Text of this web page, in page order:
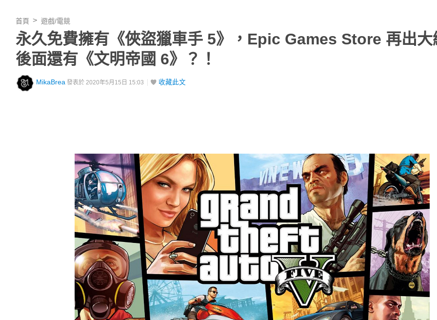
首頁 遊戲/電競
永久免費擁有《俠盜獵車手 5》，Epic Games Store 再出大
後面還有《文明帝國 6》？！
MikaBrea 發表於 2020年5月15日 15:03 收藏此文